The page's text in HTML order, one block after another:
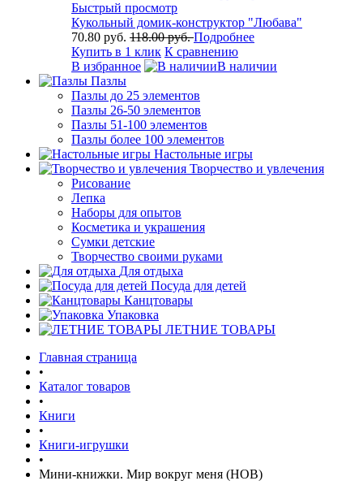
Быстрый просмотр
Кукольный домик-конструктор "Любава"
70.80 руб. 118.00 руб.Подробнее
Купить в 1 клик К сравнению
В избранное
В наличии
Пазлы
Пазлы до 25 элементов
Пазлы 26-50 элементов
Пазлы 51-100 элементов
Пазлы более 100 элементов
Настольные игры
Творчество и увлечения
Рисование
Лепка
Наборы для опытов
Косметика и украшения
Сумки детские
Творчество своими руками
Для отдыха
Посуда для детей
Канцтовары
Упаковка
ЛЕТНИЕ ТОВАРЫ
Главная страница
•
Каталог товаров
•
Книги
•
Книги-игрушки
•
Мини-книжки. Мир вокруг меня (НОВ)